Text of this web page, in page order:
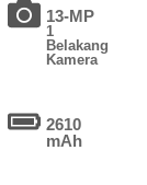
13-MP
1
Belakang
Kamera
2610
mAh